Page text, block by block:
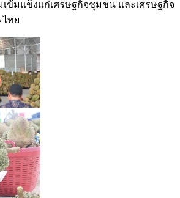
ข้มแข็งแก่เศรษฐกิจชุมชน และเศรษฐกิจ
ทย